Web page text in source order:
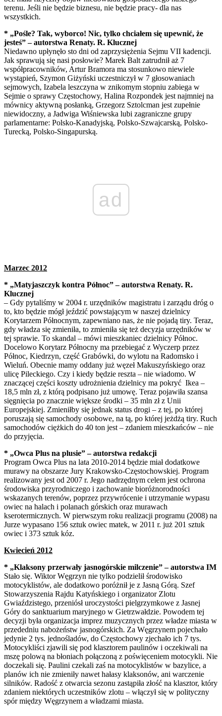
terenu. Jeśli nie będzie biznesu, nie będzie pracy- dla nas
wszystkich.
* „Pośle? Tak, wyborco! Nic, tylko chciałem się upewnić, że
jesteś” – autorstwa Renaty. R. Klucznej
Niedawno upłynęło sto dni od zaprzysiężenia Sejmu VII kadencji.
Jak sprawują się nasi posłowie? Marek Balt zatrudnił aż 7
współpracowników, Artur Bramora ma stosunkowo niewiele
wystąpień, Szymon Giżyński uczestniczył w 7 głosowaniach
sejmowych, Izabela leszczyna w znikomym stopniu zabiega w
Sejmie o sprawy Częstochowy, Halina Rozpondek jest najmniej na
mównicy aktywną posłanką, Grzegorz Sztolcman jest zupełnie
niewidoczny, a Jadwiga Wiśniewska lubi zagraniczne grupy
parlamentarne: Polsko-Kanadyjską, Polsko-Szwajcarską, Polsko-
Turecką, Polsko-Singapurską.
ad
Marzec 2012
* „Matyjaszczyk kontra Północ” – autorstwa Renaty. R.
Klucznej
– Gdy pytaliśmy w 2004 r. urzędników magistratu i zarządu dróg o
to, kto będzie mógł jeździć powstającym w naszej dzielnicy
Korytarzem Północnym, zapewniano nas, że nie pojadą tiry. Teraz,
gdy władza się zmieniła, to zmieniła się też decyzja urzędników w
tej sprawie. To skandal – mówi mieszkaniec dzielnicy Północ.
Docelowo Korytarz Północny ma przebiegać z Wyczerp przez
Północ, Kiedrzyn, część Grabówki, do wylotu na Radomsko i
Wieluń. Obecnie mamy oddany już węzeł Makuszyńskiego oraz
ulicę Pileckiego. Czy i kiedy będzie reszta – nie wiadomo. W
znaczącej części koszty udrożnienia dzielnicy ma pokryć Ikea –
18,5 mln zł, z którą podpisano już umowę. Teraz pojawiła szansa
sięgnięcia po znacznie większe środki – 35 mln zł z Unii
Europejskiej. Zmieniłby się jednak status drogi – z tej, po której
poruszają się samochody osobowe, na tą, po której jeżdżą tiry. Ruch
samochodów ciężkich do 40 ton jest – zdaniem mieszkańców – nie
do przyjęcia.
* „Owca Plus na plusie” – autorstwa redakcji
Program Owca Plus na lata 2010-2014 będzie miał dodatkowe
murawy na obszarze Jury Krakowsko-Częstochowskiej. Program
realizowany jest od 2007 r. Jego nadrzędnym celem jest ochrona
środowiska przyrodniczego i zachowanie bioróżnorodności
wskazanych terenów, poprzez przywrócenie i utrzymanie wypasu
owiec na halach i polanach górskich oraz murawach
kserotermicznych. W pierwszym roku realizacji programu (2008) na
Jurze wypasano 156 sztuk owiec matek, w 2011 r. już 201 sztuk
owiec i 373 sztuk kóz.
Kwiecień 2012
* „Klaksony przerwały jasnogórskie milczenie” – autorstwa IM
Stało się. Wiktor Węgrzyn nie tylko podzielił środowisko
motocyklistów, ale dodatkowo poróżnił je z Jasną Górą. Szef
Stowarzyszenia Rajdu Katyńskiego i organizator Zlotu
Gwiaździstego, przeniósł uroczystości pielgrzymkowe z Jasnej
Góry do sanktuarium maryjnego w Gietrzwałdzie. Powodem tej
decyzji była organizacja imprez muzycznych przez władze miasta w
przededniu nabożeństw jasnogórskich. Za Węgrzynem pojechało
jedynie 2 tys. jednośladów, do Częstochowy zjechało ich 7 tys.
Motocykliści zjawili się pod klasztorem paulinów i oczekiwali na
mszę polową na błoniach połączoną z poświęceniem motocykli. Nie
doczekali się. Paulini czekali zaś na motocyklistów w bazylice, a
planów ich nie zmieniły nawet hałasy klaksonów, ani warczenie
silników. Radość z otwarcia sezonu zastąpiła złość na klasztor, który
zdaniem niektórych uczestników zlotu – włączył się w polityczny
spór między Węgrzynem a władzami miasta.